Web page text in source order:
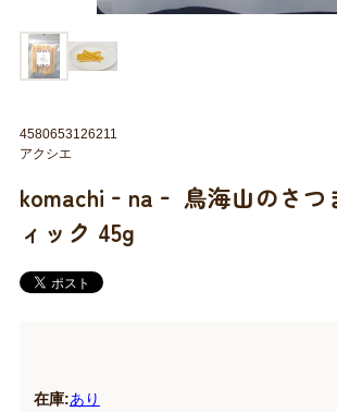
komachi‐na‐ 鳥海山のさつ
ィック 45g
在庫:あり
4580653126211
アクシエ